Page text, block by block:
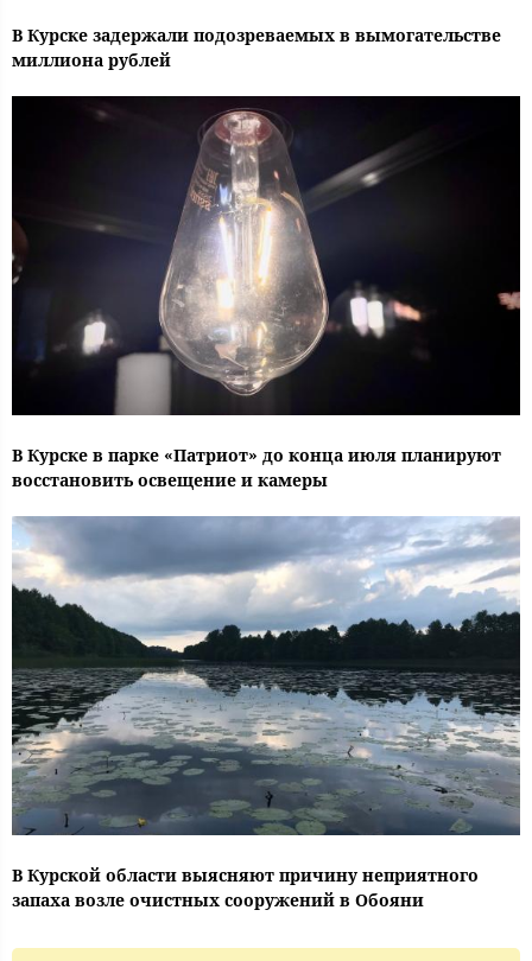
В Курске задержали подозреваемых в вымогательстве
миллиона рублей
В Курске в парке «Патриот» до конца июля планируют
восстановить освещение и камеры
В Курской области выясняют причину неприятного
запаха возле очистных сооружений в Обояни